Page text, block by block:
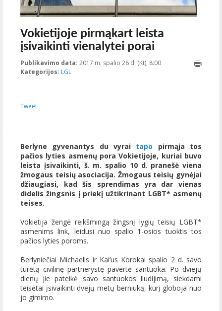
Vokietijoje pirmąkart leista
įsivaikinti vienalytei porai
Publikavimo data: 2017 m. spalio 26 d. (Kt), 8:00
Kategorijos: LGL
Tweet
Berlyne gyvenantys du vyrai tapo pirmąja tos
pačios lyties asmenų pora Vokietijoje, kuriai buvo
leista įsivaikinti, š. m. spalio 10 d. pranešė viena
žmogaus teisių asociacija. Žmogaus teisių gynėjai
džiaugiasi, kad šis sprendimas yra dar vienas
didelis žingsnis į priekį užtikrinant LGBT* asmenų
teises.
Vokietija žengė reikšmingą žingsnį lygių teisių LGBT*
asmenims link, leidusi nuo spalio 1-osios tuoktis tos
pačios lyties poroms.
Berlyniečiai Michaelis ir Kai’us Korokai spalio 2 d. savo
turėtą civilinę partnerystę pavertė santuoka. Po dviejų
dienų jie pateikė savo santuokos liudijimą, siekdami
teisėtai įsivaikinti dvejų metų berniuką, kurį globoja nuo
jo gimimo.